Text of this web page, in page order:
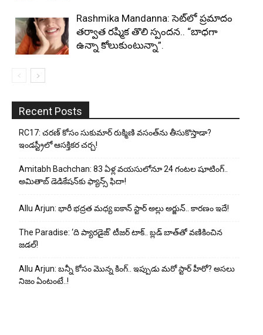
Rashmika Mandanna: సెట్‌లో ప్రమాదం
తర్వాత రష్మిక తొలి స్పందన.. “బాధగా
ఉన్నా కోలుకుంటున్నా”.
Recent Posts
RC17: చరణ్ కోసం సుకుమార్ రుక్మిణి వసంత్‌ను తీసుకొస్తాడా?
ఇండస్ట్రీలో ఆసక్తికర చర్చ!
Amitabh Bachchan: 83 ఏళ్ల వయసులోనూ 24 గంటల షూటింగ్..
అమితాబ్ డెడికేషన్‌కు ఫ్యాన్స్ ఫిదా!
Allu Arjun: భారీ భద్రత మధ్య ఐకాన్ స్టార్ అల్లు అర్జున్.. కారణం ఇదే!
The Paradise: ‘ది ప్యారడైజ్’ టీజర్ టాక్.. బ్లడ్ బాత్‌తో వణికించిన
జడల్!
Allu Arjun: బన్నీ కోసం మొన్న కింగ్.. ఇప్పుడు మరో స్టార్ హీరో? అసలు
నిజం ఏంటంటే..!